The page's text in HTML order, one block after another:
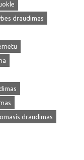
draudimas
draudimas